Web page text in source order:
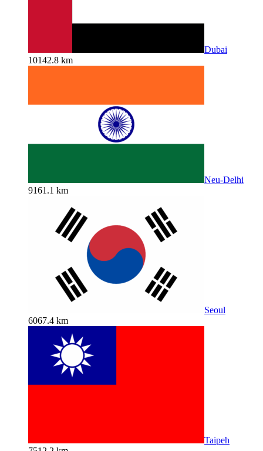
Dubai
10142.8 km
Neu-Delhi
9161.1 km
Seoul
6067.4 km
Taipeh